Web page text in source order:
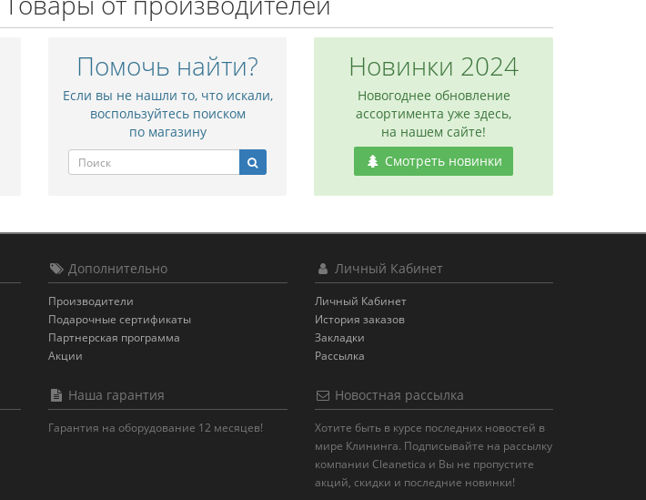
Помочь найти?
Если вы не нашли то, что искали,
воспользуйтесь поиском
по магазину
Новинки 2024
Новогоднее обновление
ассортимента уже здесь,
на нашем сайте!
Смотреть новинки
Дополнительно
Производители
Подарочные сертификаты
Партнерская программа
Акции
Личный Кабинет
Личный Кабинет
История заказов
Закладки
Рассылка
Наша гарантия
Гарантия на оборудование 12 месяцев!
Новостная рассылка
Хотите быть в курсе последних новостей в
мире Клининга. Подписывайте на рассылку
компании Cleanetica и Вы не пропустите
акций, скидки и последние новинки!